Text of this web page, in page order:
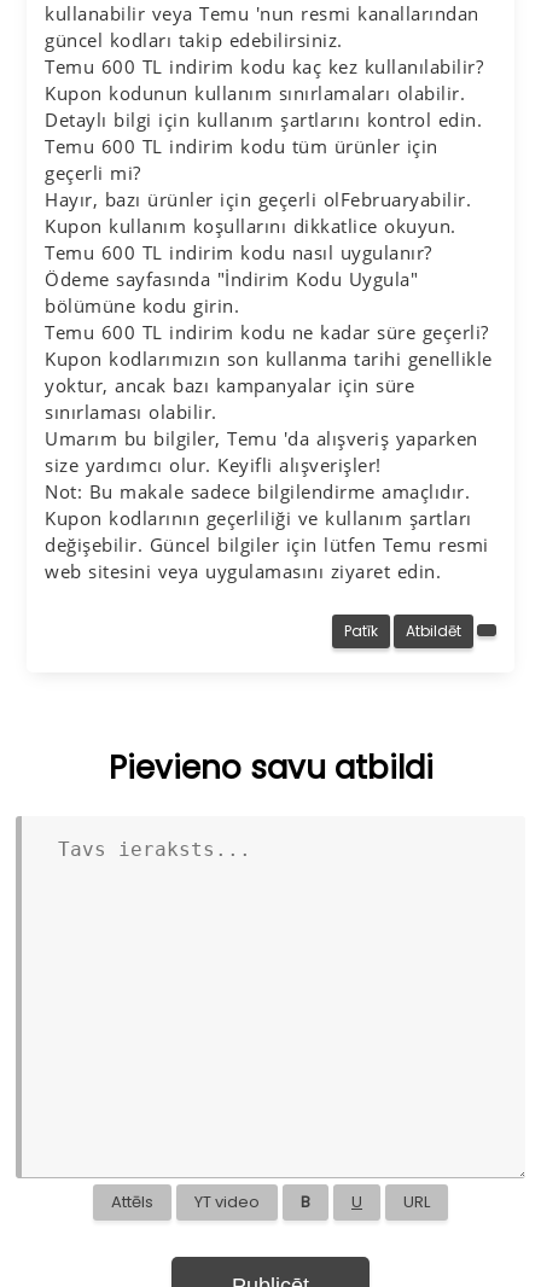
kullanabilir veya Temu 'nun resmi kanallarından
güncel kodları takip edebilirsiniz.
Temu 600 TL indirim kodu kaç kez kullanılabilir?
Kupon kodunun kullanım sınırlamaları olabilir.
Detaylı bilgi için kullanım şartlarını kontrol edin.
Temu 600 TL indirim kodu tüm ürünler için
geçerli mi?
Hayır, bazı ürünler için geçerli olFebruaryabilir.
Kupon kullanım koşullarını dikkatlice okuyun.
Temu 600 TL indirim kodu nasıl uygulanır?
Ödeme sayfasında "İndirim Kodu Uygula"
bölümüne kodu girin.
Temu 600 TL indirim kodu ne kadar süre geçerli?
Kupon kodlarımızın son kullanma tarihi genellikle
yoktur, ancak bazı kampanyalar için süre
sınırlaması olabilir.
Umarım bu bilgiler, Temu 'da alışveriş yaparken
size yardımcı olur. Keyifli alışverişler!
Not: Bu makale sadece bilgilendirme amaçlıdır.
Kupon kodlarının geçerliliği ve kullanım şartları
değişebilir. Güncel bilgiler için lütfen Temu resmi
web sitesini veya uygulamasını ziyaret edin.
Patīk Atbildēt
Pievieno savu atbildi
Attēls YT video B U URL